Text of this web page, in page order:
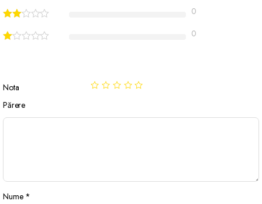
0
0
Nota
Părere
Nume *